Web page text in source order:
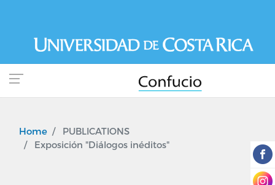
main
content
Home
PUBLICATIONS
Exposición "Diálogos inéditos"